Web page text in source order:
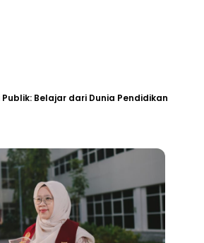
Belajar dari Dunia Pendidikan